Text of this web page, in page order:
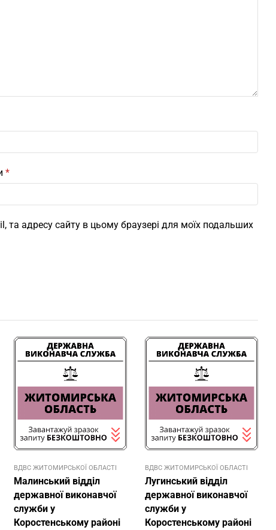
*
та адресу сайту в цьому браузері для моїх подальших
ВДВС ЖИТОМИРСЬКОЇ ОБЛАСТІ
Малинський відділ
державної виконавчої
служби у
Коростенському районі
ВДВС ЖИТОМИРСЬКОЇ ОБЛАСТІ
Лугинський відділ
державної виконавчої
служби у
Коростенському районі